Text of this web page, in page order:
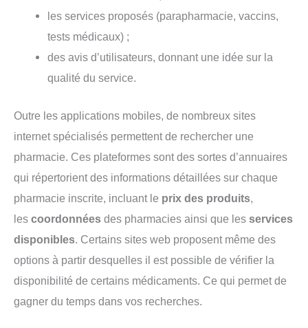
les services proposés (parapharmacie, vaccins,
tests médicaux) ;
des avis d’utilisateurs, donnant une idée sur la
qualité du service.
Outre les applications mobiles, de nombreux sites
internet spécialisés permettent de rechercher une
pharmacie. Ces plateformes sont des sortes d’annuaires
qui répertorient des informations détaillées sur chaque
pharmacie inscrite, incluant le prix des produits
les coordonnées des pharmacies ainsi que les services
disponibles . Certains sites web proposent même des
options à partir desquelles il est possible de vérifier la
disponibilité de certains médicaments. Ce qui permet de
gagner du temps dans vos recherches.